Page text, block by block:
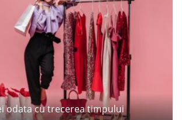
odata cu trecerea timpului